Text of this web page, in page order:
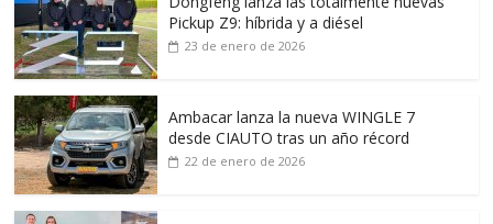
Pickup Z9: híbrida y a diésel
23 de enero de 2026
Ambacar lanza la nueva WINGLE 7
desde CIAUTO tras un año récord
22 de enero de 2026